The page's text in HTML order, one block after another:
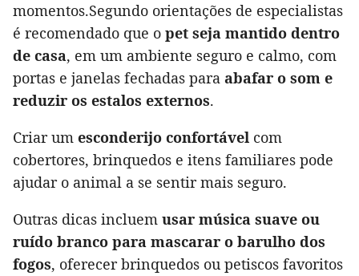
momentos.Segundo orientações de especialistas
é recomendado que o pet seja mantido dentro
de casa, em um ambiente seguro e calmo, com
portas e janelas fechadas para abafar o som e
reduzir os estalos externos.
Criar um esconderijo confortável com
cobertores, brinquedos e itens familiares pode
ajudar o animal a se sentir mais seguro.
Outras dicas incluem usar música suave ou
ruído branco para mascarar o barulho dos
fogos, oferecer brinquedos ou petiscos favoritos